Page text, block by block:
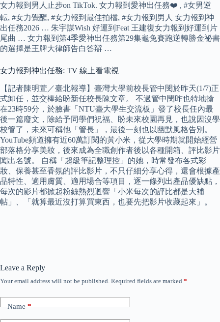
女力報到男人止步on TikTok. 女力報到愛神出任務❤️ , #女男逆
転, #女力覺醒, #女力報到最佳拍檔, #女力報到男人 女力報到神
出任務2026 … 朱宇謀Wish 好運到Feat 王建復女力報到好運到片
尾曲 … 女力報到第4季愛神出任務第29集龜兔賽跑逆轉勝金祕書
的選擇是王牌大律師告白答辯 …
女力報到神出任務: TV 線上看電視
【記者陳明萱／臺北報導】臺灣大學前校長管中閔於昨天(1/7)正
式卸任，並交棒給盼新任校長陳文章。 不過管中閔昨也特地搶
在23時59分，於臉書「NTU臺大學生交流板」發了校長任內最
後一篇廢文，除給予同學們祝福、盼未來校園再見，也說因沒學
校管了，未來可稱他「管長」，最後一刻也以幽默風格告別。
YouTube頻道擁有近60萬訂閱的黃小米，從大學時期就開始經營
部落格分享美妝，後來成為全職創作者後以各種開箱、評比影片
闖出名號。 自稱「超級筆記整理控」的她，時常發布各式彩
妝、保養甚至香氛的評比影片，不只仔細分享心得，還會根據產
品特性、適用膚質、適用場合等項目，逐一條列出產品優缺點，
每次的影片都掀起粉絲熱烈迴響「小米每次的評比都是大補
帖」、「就算最近沒打算買東西，也要先把影片收藏起來」。
Leave a Reply
Your email address will not be published. Required fields are marked *
Name*